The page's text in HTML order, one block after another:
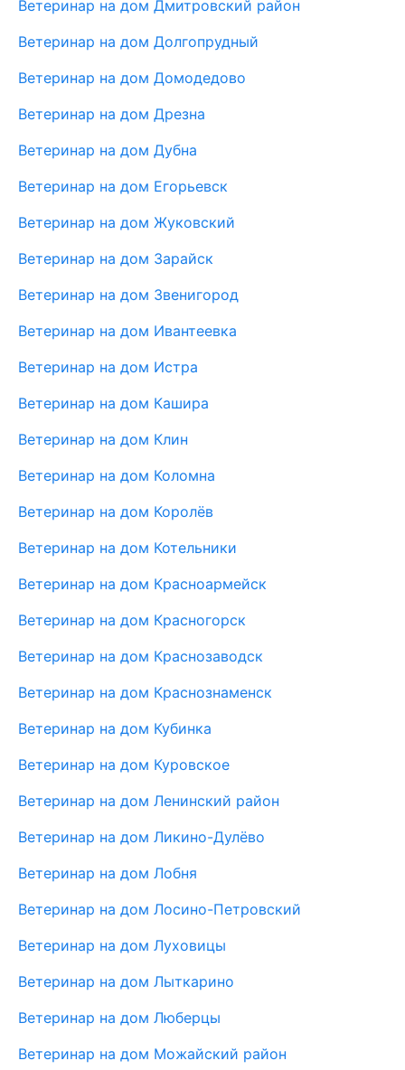
Ветеринар на дом Дмитровский район
Ветеринар на дом Долгопрудный
Ветеринар на дом Домодедово
Ветеринар на дом Дрезна
Ветеринар на дом Дубна
Ветеринар на дом Егорьевск
Ветеринар на дом Жуковский
Ветеринар на дом Зарайск
Ветеринар на дом Звенигород
Ветеринар на дом Ивантеевка
Ветеринар на дом Истра
Ветеринар на дом Кашира
Ветеринар на дом Клин
Ветеринар на дом Коломна
Ветеринар на дом Королёв
Ветеринар на дом Котельники
Ветеринар на дом Красноармейск
Ветеринар на дом Красногорск
Ветеринар на дом Краснозаводск
Ветеринар на дом Краснознаменск
Ветеринар на дом Кубинка
Ветеринар на дом Куровское
Ветеринар на дом Ленинский район
Ветеринар на дом Ликино-Дулёво
Ветеринар на дом Лобня
Ветеринар на дом Лосино-Петровский
Ветеринар на дом Луховицы
Ветеринар на дом Лыткарино
Ветеринар на дом Люберцы
Ветеринар на дом Можайский район